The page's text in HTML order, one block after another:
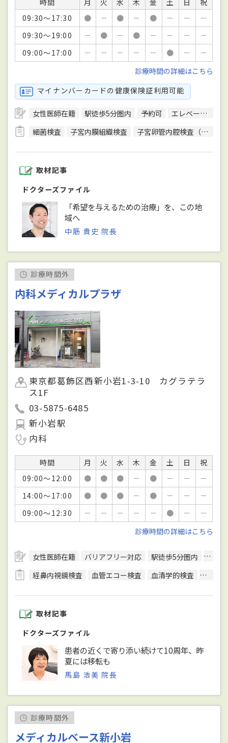
09:30～17:30
● － ● － ● － －
－
09:30～19:00
－ ● － ● － － －
－
09:00～17:00
－ － － － － ● －
－
診療時間の詳細はこちら
マイナンバーカードの健康保険証利用可能
女性医師在籍 駅徒歩5分圏内 予約可
エレベーターあり
細菌検査
子宮内膜組織検査 子宮卵管内腔検査（レントゲン造影法）
取材記事
ドクターズファイル
「希望を与えるための治療」を、この地
域へ
中筋 貴史 院長
診療時間外
内科メディカルプラザ
東京都葛飾区西新小岩1-3-10 カグラテラ
ス1F
03-5875-6485
新小岩駅
内科
時間 月 火 水 木 金 土 日
祝
09:00～12:00
● ● ● － ● － －
－
14:00～17:00
● ● ● － ● － －
－
09:00～12:30
－ － － － － ● －
－
診療時間の詳細はこちら
女性医師在籍 バリアフリー対応 駅徒歩5分圏内
無料
経鼻内視鏡検査
血管エコー検査 血清学的検査 骨密度
取材記事
ドクターズファイル
患者の近くで寄り添い続けて10周年、昨
夏には移転も
馬島 浩美 院長
診療時間外
メディカルベース新小岩